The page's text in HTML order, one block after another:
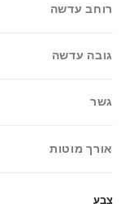
רוחב עדשה
גובה עדשה
גשר
אורך מוטות
צבע